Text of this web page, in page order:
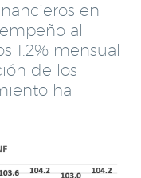
en
al
1.2% mensual
de los
ha